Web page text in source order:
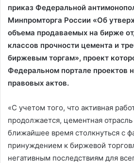
приказ Федеральной
Минпромторга России «Об
объема продаваемых на бирже
классов прочности цемента и
биржевым торгам», проект
Федеральном портале проектов
правовых актов.
«С учетом того, что активная
продолжается, цементная
ближайшее время столкнуться с
принуждением к биржевой
негативным последствиям для